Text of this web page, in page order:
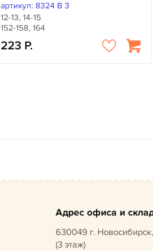
артикул: 8324 B 3
12-13, 14-15
152-158, 164
223
Адрес офиса и
630049 г.
(3 этаж)